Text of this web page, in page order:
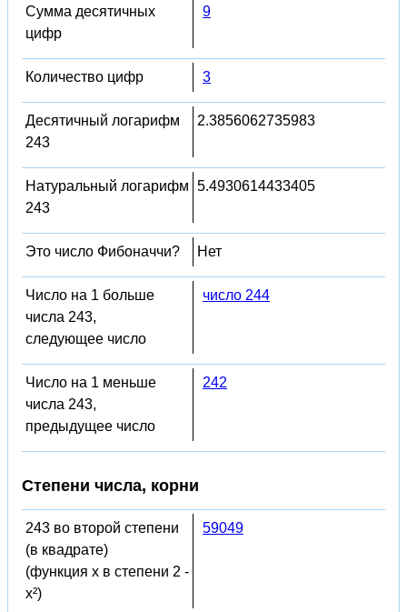
Сумма десятичных
цифр
9
Количество цифр 3
Десятичный логарифм
243
2.3856062735983
Натуральный логарифм
243
5.4930614433405
Это число Фибоначчи? Нет
Число на 1 больше
числа 243,
следующее число
число 244
Число на 1 меньше
числа 243,
предыдущее число
242
Степени числа, корни
243 во второй степени
(в квадрате)
(функция x в степени 2 -
x²)
59049